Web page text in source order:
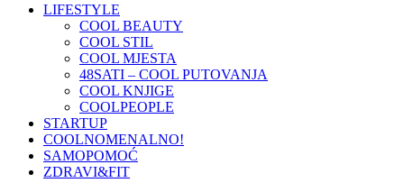
LIFESTYLE
COOL BEAUTY
COOL STIL
COOL MJESTA
48SATI – COOL PUTOVANJA
COOL KNJIGE
COOLPEOPLE
STARTUP
COOLNOMENALNO!
SAMOPOMOĆ
ZDRAVI&FIT